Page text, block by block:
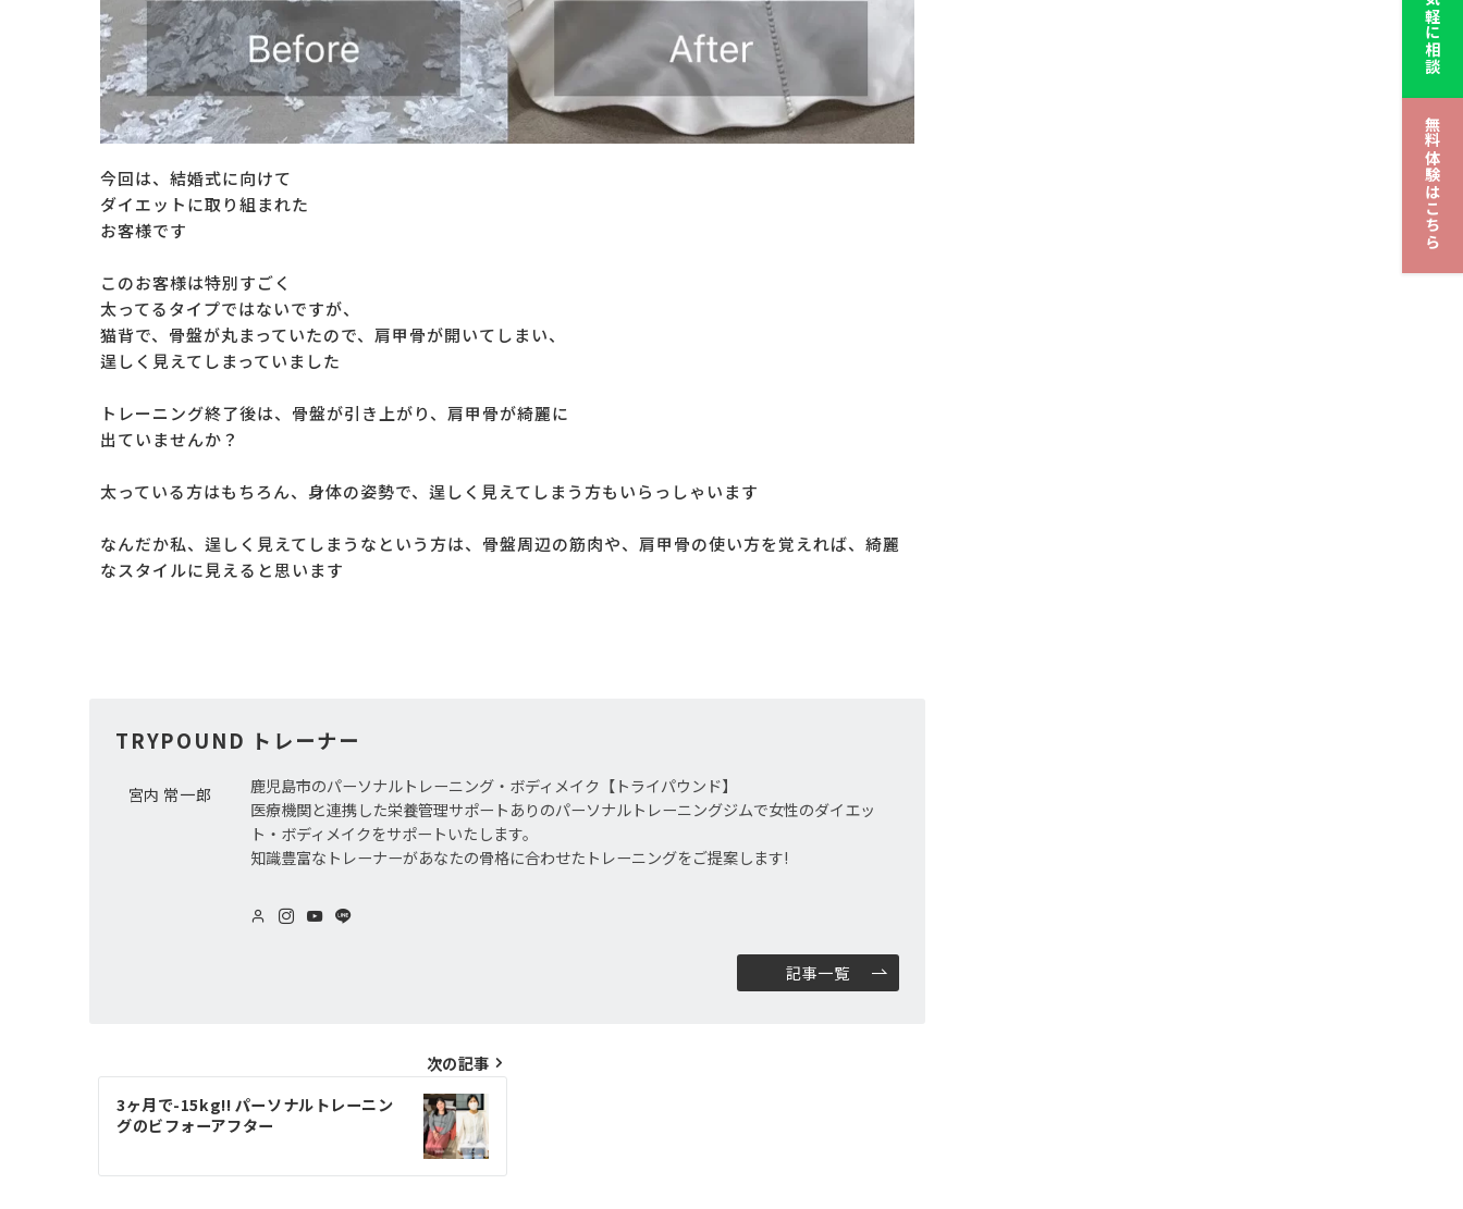
今回は、結婚式に向けて
ダイエットに取り組まれた
お客様です
このお客様は特別すごく
太ってるタイプではないですが、
猫背で、骨盤が丸まっていたので、肩甲骨が開いてしまい、
逞しく見えてしまっていました
トレーニング終了後は、骨盤が引き上がり、肩甲骨が綺麗に
出ていませんか？
太っている方はもちろん、身体の姿勢で、逞しく見えてしまう方もいらっしゃいます
なんだか私、逞しく見えてしまうなという方は、骨盤周辺の筋肉や、肩甲骨の使い方を覚えれば、綺麗
なスタイルに見えると思います
TRYPOUND トレーナー
宮内 常一郎
鹿児島市のパーソナルトレーニング・ボディメイク【トライパウンド】
医療機関と連携した栄養管理サポートありのパーソナルトレーニングジムで女性のダイエッ
ト・ボディメイクをサポートいたします。
知識豊富なトレーナーがあなたの骨格に合わせたトレーニングをご提案します!
記事一覧
次の記事
3ヶ月で-15kg!! パーソナルトレーニン
グのビフォーアフター
無料体験はこちら